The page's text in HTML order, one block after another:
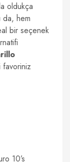
oldukça
da, hem
bir seçenek
10’s